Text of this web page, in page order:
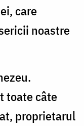
care
noastre
toate câte
proprietarul